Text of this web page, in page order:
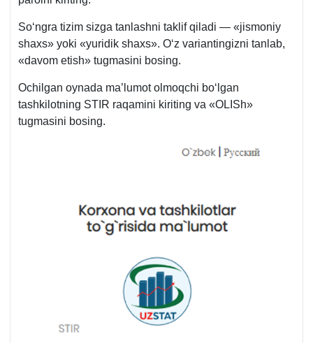
Soʻngra tizim sizga tanlashni taklif qiladi — «jismoniy
shaхs» yoki «yuridik shaхs». Oʻz variantingizni tanlab,
«davom etish» tugmasini bosing.
Ochilgan oynada ma’lumot olmoqchi boʻlgan
tashkilotning STIR raqamini kiriting va «OLISh»
tugmasini bosing.